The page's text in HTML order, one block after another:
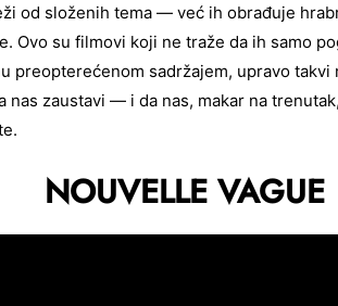
od složenih tema — već ih obrađuje
Ovo su filmovi koji ne traže da ih samo
preopterećenom sadržajem, upravo takvi
nas zaustavi — i da nas, makar na
NOUVELLE VAGUE